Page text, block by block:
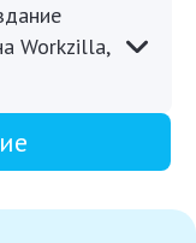
Workzilla,